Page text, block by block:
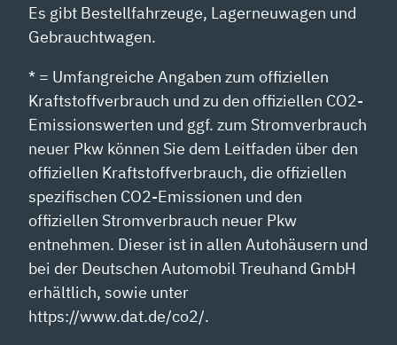
Es gibt Bestellfahrzeuge, Lagerneuwagen und
Gebrauchtwagen.
* = Umfangreiche Angaben zum offiziellen
Kraftstoffverbrauch und zu den offiziellen CO2-
Emissionswerten und ggf. zum Stromverbrauch
neuer Pkw können Sie dem Leitfaden über den
offiziellen Kraftstoffverbrauch, die offiziellen
spezifischen CO2-Emissionen und den
offiziellen Stromverbrauch neuer Pkw
entnehmen. Dieser ist in allen Autohäusern und
bei der Deutschen Automobil Treuhand GmbH
erhältlich, sowie unter
https://www.dat.de/co2/.